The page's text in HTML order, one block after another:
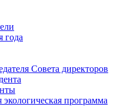
года
Совета директоров
программа